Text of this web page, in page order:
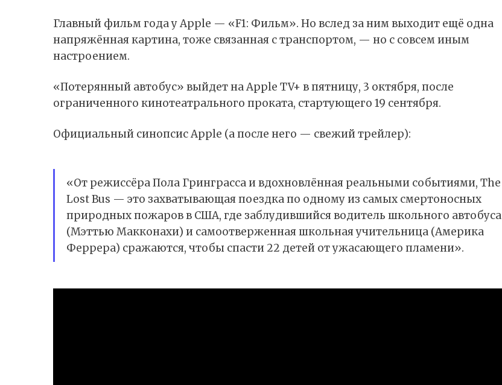
Главный фильм года у Apple — «F1: Фильм». Но вслед за ним выходит ещё одна
напряжённая картина, тоже связанная с транспортом, — но с совсем иным
настроением.
«Потерянный автобус» выйдет на Apple TV+ в пятницу, 3 октября, после
ограниченного кинотеатрального проката, стартующего 19 сентября.
Официальный синопсис Apple (а после него — свежий трейлер):
«От режиссёра Пола Гринграсса и вдохновлённая реальными событиями, The
Lost Bus — это захватывающая поездка по одному из самых смертоносных
природных пожаров в США, где заблудившийся водитель школьного автобуса
(Мэттью Макконахи) и самоотверженная школьная учительница (Америка
Феррера) сражаются, чтобы спасти 22 детей от ужасающего пламени».